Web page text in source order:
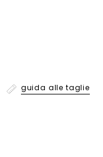
guida alle taglie